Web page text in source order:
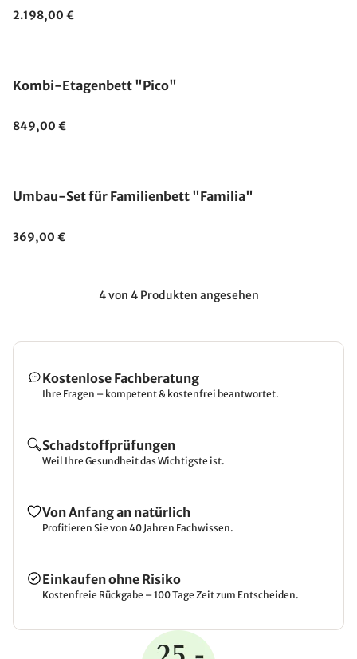
2.198,00 €
Kombi-Etagenbett "Pico"
849,00 €
Umbau-Set für Familienbett "Familia"
369,00 €
4 von 4 Produkten angesehen
Kostenlose Fachberatung
Ihre Fragen – kompetent & kostenfrei beantwortet.
Schadstoffprüfungen
Weil Ihre Gesundheit das Wichtigste ist.
Von Anfang an natürlich
Profitieren Sie von 40 Jahren Fachwissen.
Einkaufen ohne Risiko
Kostenfreie Rückgabe – 100 Tage Zeit zum Entscheiden.